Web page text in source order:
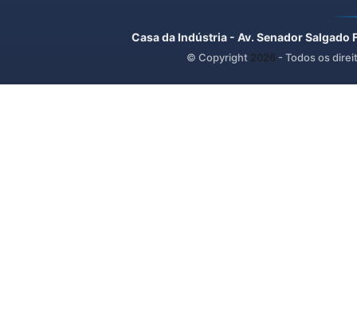
Casa da Indústria - Av. Senador
© Copyright 2026 - Todos os